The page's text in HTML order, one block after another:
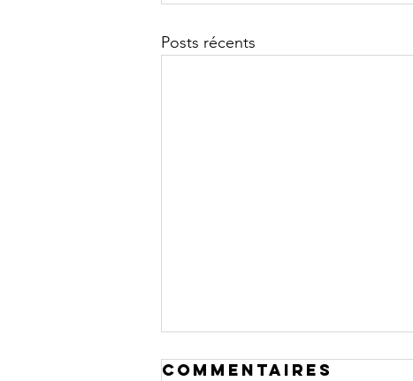
Posts récents
Commentaires